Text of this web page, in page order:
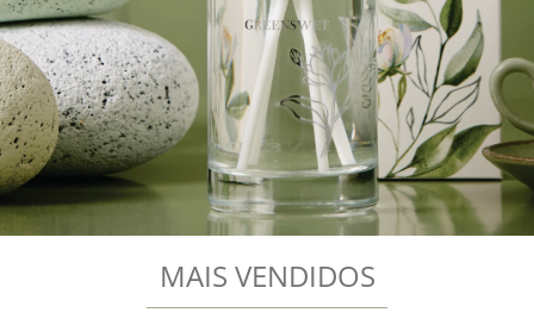
MAIS VENDIDOS